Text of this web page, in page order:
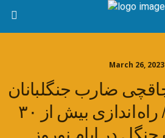
March 26, 2023
۳ قاچاقچی ضارب جنگلبانان
رضوانشهری/ راه اندازی بیش از ۳۰
در ایام نوروز